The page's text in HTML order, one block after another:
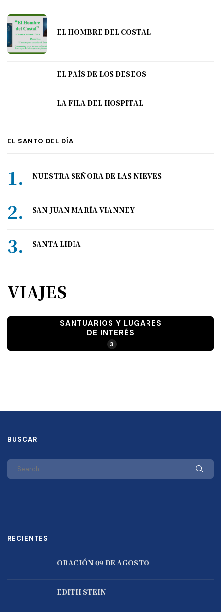
EL HOMBRE DEL COSTAL
EL PAÍS DE LOS DESEOS
LA FILA DEL HOSPITAL
EL SANTO DEL DÍA
NUESTRA SEÑORA DE LAS NIEVES
SAN JUAN MARÍA VIANNEY
SANTA LIDIA
VIAJES
SANTUARIOS Y LUGARES
DE INTERÉS
3
BUSCAR
RECIENTES
ORACIÓN 09 DE AGOSTO
EDITH STEIN